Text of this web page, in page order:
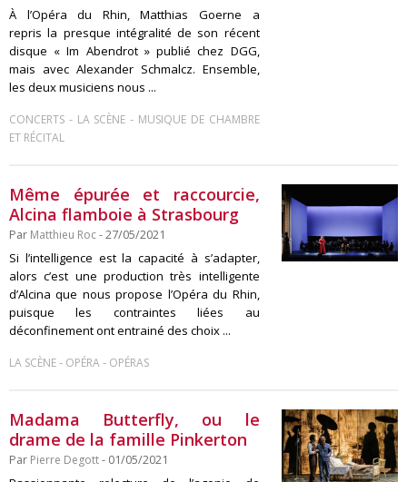
À l’Opéra du Rhin, Matthias Goerne a
repris la presque intégralité de son récent
disque « Im Abendrot » publié chez DGG,
mais avec Alexander Schmalcz. Ensemble,
les deux musiciens nous ...
CONCERTS - LA SCÈNE - MUSIQUE DE CHAMBRE
ET RÉCITAL
Même épurée et raccourcie,
Alcina flamboie à Strasbourg
Par Matthieu Roc- 27/05/2021
Si l’intelligence est la capacité à s’adapter,
alors c’est une production très intelligente
d’Alcina que nous propose l’Opéra du Rhin,
puisque les contraintes liées au
déconfinement ont entrainé des choix ...
LA SCÈNE- OPÉRA- OPÉRAS
Madama Butterfly, ou le
drame de la famille Pinkerton
Par Pierre Degott- 01/05/2021